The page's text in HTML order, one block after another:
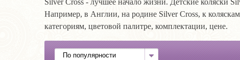
Silver Cross - лучшее начало жизни. Детские коляски
Например, в Англии, на родине Silver Cross, к
категориям, цветовой палитре, комплектации, цене.